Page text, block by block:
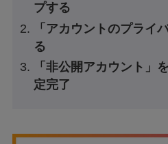
プする
「アカウントのプライ
る
「非公開アカウント」
定完了